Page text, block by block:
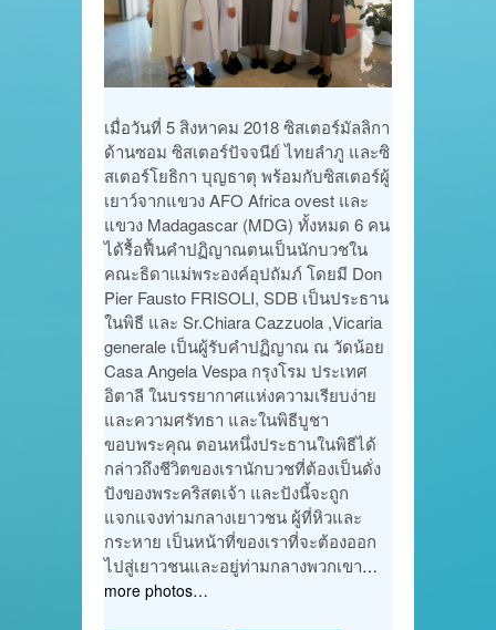
เมื่อวันที่ 5 สิงหาคม 2018 ซิสเตอร์มัลลิกา
ด้านซอม ซิสเตอร์ปัจจนีย์ ไทยลำภู และซิ
สเตอร์โยธิกา บุญธาตุ พร้อมกับซิสเตอร์ผู้
เยาว์จากแขวง AFO Africa ovest และ
แขวง Madagascar (MDG) ทั้งหมด 6 คน
ได้รื้อฟื้นคำปฏิญาณตนเป็นนักบวชใน
คณะธิดาแม่พระองค์อุปถัมภ์ โดยมี Don
Pier Fausto FRISOLI, SDB เป็นประธาน
ในพิธี และ Sr.Chiara Cazzuola ,Vicaria
generale เป็นผู้รับคำปฏิญาณ ณ วัดน้อย
Casa Angela Vespa กรุงโรม ประเทศ
อิตาลี ในบรรยากาศแห่งความเรียบง่าย
และความศรัทธา และในพิธีบูชา
ขอบพระคุณ ตอนหนึ่งประธานในพิธีได้
กล่าวถึงชีวิตของเรานักบวชที่ต้องเป็นดั่ง
ปังของพระคริสตเจ้า และปังนี้จะถูก
แจกแจงท่ามกลางเยาวชน ผู้ที่หิวและ
กระหาย เป็นหน้าที่ของเราที่จะต้องออก
ไปสู่เยาวชนและอยู่ท่ามกลางพวกเขา…
more photos…